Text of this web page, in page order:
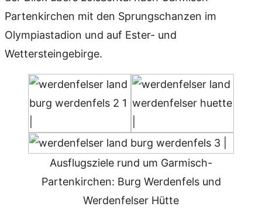
Partenkirchen mit den Sprungschanzen im
Olympiastadion und auf Ester- und
Wettersteingebirge.
Ausflugsziele rund um Garmisch-
Partenkirchen: Burg Werdenfels und
Werdenfelser Hütte